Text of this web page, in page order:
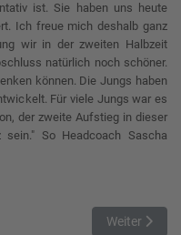
ist. Sie haben uns heute
Ich freue mich deshalb ganz
wir in der zweiten Halbzeit
natürlich noch schöner.
können. Die Jungs haben
Für viele Jungs war es
der zweite Aufstieg in dieser
So Headcoach Sascha
Saison Nächster
Weiter